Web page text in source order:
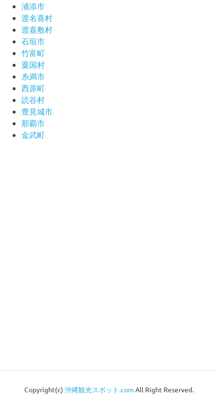
浦添市
渡名喜村
渡嘉敷村
石垣市
竹富町
粟国村
糸満市
西原町
読谷村
豊見城市
那覇市
金武町
Copyright(c) 沖縄観光スポット.com All Right Reserved.